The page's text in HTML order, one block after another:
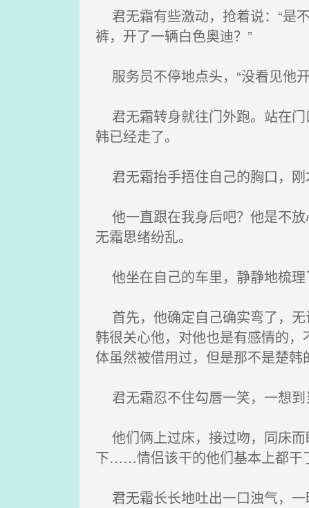
君无霜有些激动，抢着说：“是
裤，开了一辆白色奥迪？”
服务员不停地点头，“没看见他
君无霜转身就往门外跑。站在门
韩已经走了。
君无霜抬手捂住自己的胸口，刚
他一直跟在我身后吧？他是不
无霜思绪纷乱。
他坐在自己的车里，静静地梳理
首先，他确定自己确实弯了，无
韩很关心他，对他也是有感情的
体虽然被借用过，但是那不是楚韩
君无霜忍不住勾唇一笑，一想到
他们俩上过床，接过吻，同床而
下……情侣该干的他们基本上都干
君无霜长长地吐出一口浊气，一